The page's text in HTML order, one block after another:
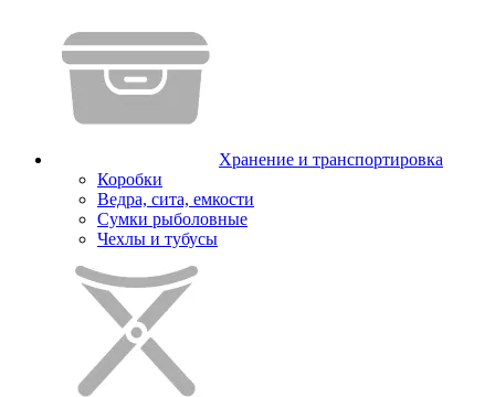
Хранение и транспортировка
Коробки
Ведра, сита, емкости
Сумки рыболовные
Чехлы и тубусы